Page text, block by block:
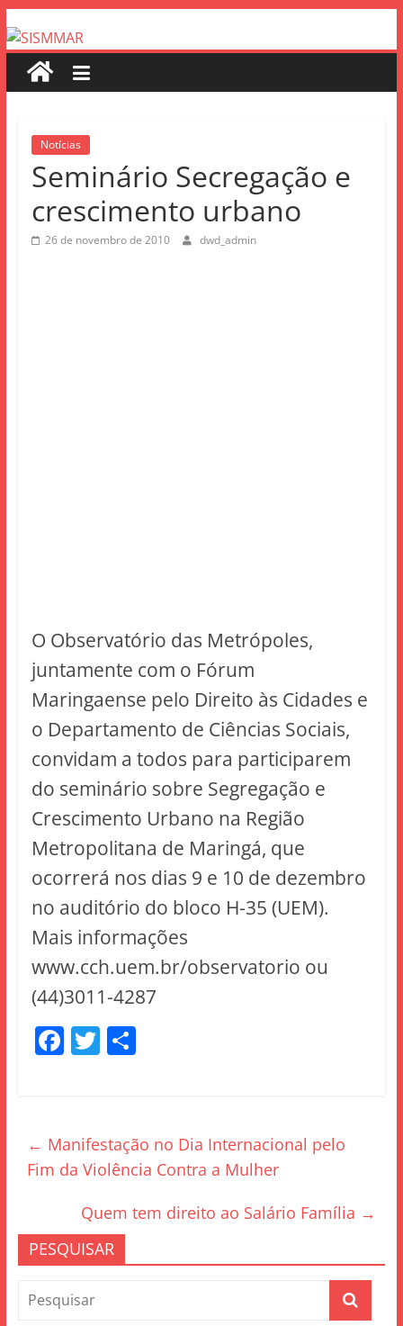
Notícias
Seminário Secregação e
crescimento urbano
26 de novembro de 2010 dwd_admin
O Observatório das Metrópoles,
juntamente com o Fórum
Maringaense pelo Direito às Cidades e
o Departamento de Ciências Sociais,
convidam a todos para participarem
do seminário sobre Segregação e
Crescimento Urbano na Região
Metropolitana de Maringá, que
ocorrerá nos dias 9 e 10 de dezembro
no auditório do bloco H-35 (UEM).
Mais informações
www.cch.uem.br/observatorio ou
(44)3011-4287
F
b
o
k
T S
← Manifestação no Dia Internacional pelo
Fim da Violência Contra a Mulher
Quem tem direito ao Salário Família →
PESQUISAR